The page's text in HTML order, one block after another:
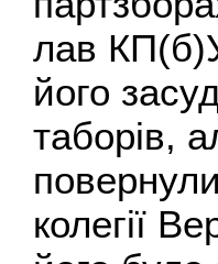
лав
його
таборів,
колегії